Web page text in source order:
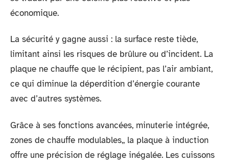
économique.
La sécurité y gagne aussi : la surface reste tiède,
limitant ainsi les risques de brûlure ou d’incident. La
plaque ne chauffe que le récipient, pas l’air ambiant,
ce qui diminue la déperdition d’énergie courante
avec d’autres systèmes.
Grâce à ses fonctions avancées, minuterie intégrée,
zones de chauffe modulables,, la plaque à induction
offre une précision de réglage inégalée. Les cuissons